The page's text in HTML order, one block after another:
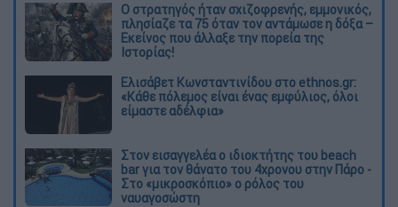
O στρατηγός ήταν σχιζοφρενής, εμμονικός,
πλησίαζε τα 75 όταν τον αντάμωσε η δόξα –
Εκείνος που άλλαξε την πορεία της
Ιστορίας!
Ελισάβετ Κωνσταντινίδου στο ethnos.gr:
«Κάθε πόλεμος είναι ένας εμφύλιος, όλοι
είμαστε αδέλφια»
Στον εισαγγελέα ο ιδιοκτήτης του beach
bar για τον θάνατο του 4χρονου στην Πάρο -
Στο «μικροσκόπιο» ο ρόλος του
ναυαγοσώστη